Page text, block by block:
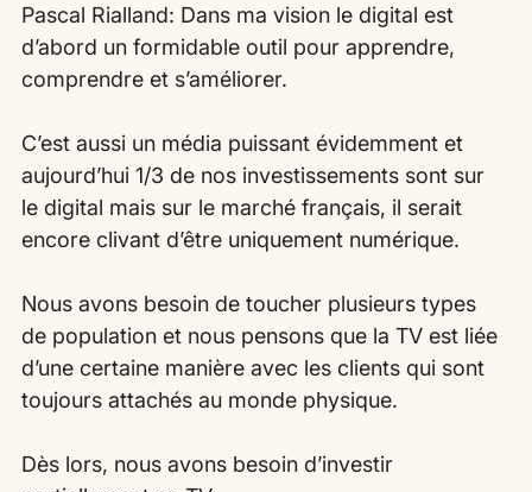
Pascal Rialland: Dans ma vision le digital est
d’abord un formidable outil pour apprendre,
comprendre et s’améliorer.
C’est aussi un média puissant évidemment et
aujourd’hui 1/3 de nos investissements sont sur
le digital mais sur le marché français, il serait
encore clivant d’être uniquement numérique.
Nous avons besoin de toucher plusieurs types
de population et nous pensons que la TV est liée
d’une certaine manière avec les clients qui sont
toujours attachés au monde physique.
Dès lors, nous avons besoin d’investir